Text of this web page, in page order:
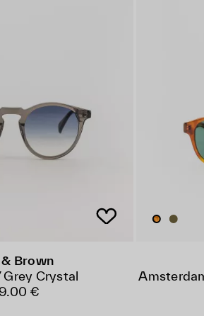
& Brown
Grey Crystal
€